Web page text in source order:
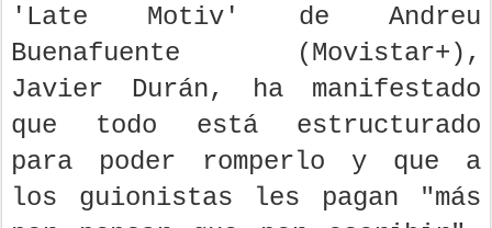
'Late Motiv' de Andreu
Buenafuente (Movistar+),
Javier Durán, ha manifestado
que todo está estructurado
para poder romperlo y que a
los guionistas les pagan "más